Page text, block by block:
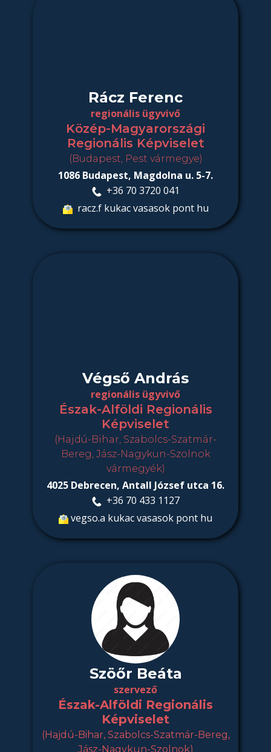
Rácz Ferenc
regionális ügyvivő
Közép-Magyarországi
Regionális Képviselet
(Budapest, Pest vármegye)
1086 Budapest, Magdolna u. 5-7.
​​ ​+36 70 3720 041
​ racz.f kukac vasasok pont hu
Végső András
regionális ügyvivő
Észak-Alföldi Regionális
Képviselet
(Hajdú-Bihar, Szabolcs-Szatmár-
Bereg, Jász-Nagykun-Szolnok
vármegyék)
4025 Debrecen, Antall József utca 16.
​​ ​+36 70 433 1127
vegso.a kukac vasasok pont hu
Szöőr Beáta
szervező
Észak-Alföldi Regionális
Képviselet
(Hajdú-Bihar, Szabolcs-Szatmár-Bereg,
Jász-Nagykun-Szolnok)